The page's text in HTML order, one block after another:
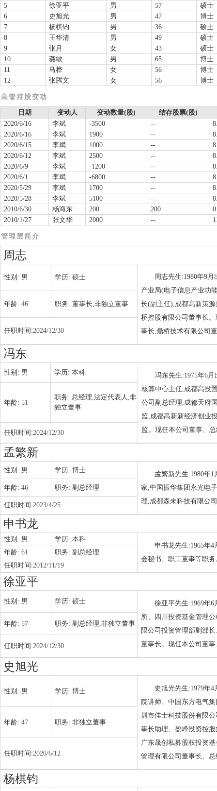
5 徐亚平 男 57
硕士
6
史旭光 男 47
博士
7
杨棋钧 男 36
硕士
8
王华清 男 49
硕士
9
张月 女 43
硕士
10
龚敏 男 65
博士
11
马桦 女 56
博士
12
张腾文 女 56 博士
高管持股变动
日期 变动人 变动数量(股)
结存股票(股)
2020/6/16
李斌 -3500 --
2020/6/16
李斌 1900 --
2020/6/15
李斌 1000 --
2020/6/12
李斌 2500 --
2020/6/9
李斌 -1200 --
2020/6/1
李斌 -6800 --
2020/5/29
李斌 1700 --
2020/5/28
李斌 5100 --
2010/6/30
杨海东 200 200
0
2010/1/27
张文华 2000 --
管理层简介
周志
性别: 男 学历: 硕士
周志先生:1980年9
产业局(电子信息产业功
长(副主任),成都高新策
桥控股有限公司董事长
事长,鼎桥技术有限公司
年龄: 46 职务: 董事长,非独立董事
任职时间:2024/12/30
冯东
性别: 男 学历: 本科
冯东先生:1975年6
核算中心主任,成都高投
公司副总经理,成都天府
监,成都高新新经济创业
监。现任本公司董事、
年龄: 51
职务: 总经理,法定代表人,非
独立董事
任职时间:2024/12/30
孟繁新
性别: 男 学历: 博士
孟繁新先生:1980年
家,中国振华集团永光电
理,成都森未科技有限公
年龄: 46 职务: 副总经理
任职时间:2023/4/25
申书龙
性别: 男 学历: 本科
申书龙先生:1965年
会秘书、职工董事等职
年龄: 61 职务: 副总经理
任职时间:2012/11/19
徐亚平
性别: 男 学历: 硕士
徐亚平先生:1969年
所、四川投资基金管理
限公司投资管理部副部
董事长。现任本公司董
年龄: 57 职务: 副总经理,非独立董事
任职时间:2024/12/30
史旭光
性别: 男 学历: 博士
史旭光先生:1979年
院讲师、中国东方电气
圳市佳士科技股份有限
事长助理、盈峰投资控
广东晟创私募股权投资
管理有限公司董事长、
年龄: 47 职务: 非独立董事
任职时间:2026/6/12
杨棋钧